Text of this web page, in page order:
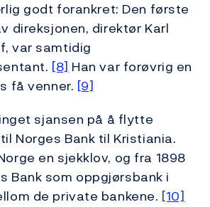
godt forankret: Den første
direksjonen, direktør Karl
var samtidig
[8] Han var forøvrig en
få venner. [9]
sjansen på å flytte
Norges Bank til Kristiania.
en sjekklov, og fra 1898
Bank som oppgjørsbank i
de private bankene. [10]